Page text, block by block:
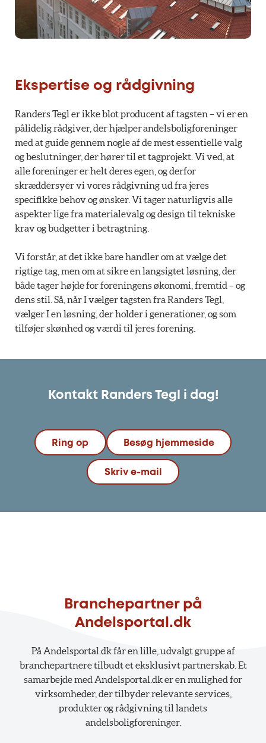
Ekspertise og rådgivning
Randers Tegl er ikke blot producent af tagsten – vi er en
pålidelig rådgiver, der hjælper andelsboligforeninger
med at guide gennem nogle af de mest essentielle valg
og beslutninger, der hører til et tagprojekt. Vi ved, at
alle foreninger er helt deres egen, og derfor
skræddersyer vi vores rådgivning ud fra jeres
specifikke behov og ønsker. Vi tager naturligvis alle
aspekter lige fra materialevalg og design til tekniske
krav og budgetter i betragtning.
Vi forstår, at det ikke bare handler om at vælge det
rigtige tag, men om at sikre en langsigtet løsning, der
både tager højde for foreningens økonomi, fremtid – og
dens stil. Så, når I vælger tagsten fra Randers Tegl,
vælger I en løsning, der holder i generationer, og som
tilføjer skønhed og værdi til jeres forening.
Kontakt Randers Tegl i dag!
Ring op Besøg hjemmeside
Skriv e-mail
Branchepartner på
Andelsportal.dk
På Andelsportal.dk får en lille, udvalgt gruppe af
branchepartnere tilbudt et eksklusivt partnerskab. Et
samarbejde med Andelsportal.dk er en mulighed for
virksomheder, der tilbyder relevante services,
produkter og rådgivning til landets
andelsboligforeninger.